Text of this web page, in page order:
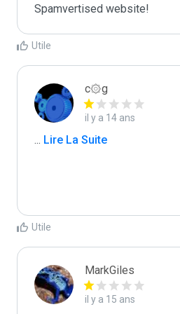
Spamvertised website!
Utile
c۞g
il y a 14 ans
... Lire La Suite
Utile
MarkGiles
il y a 15 ans